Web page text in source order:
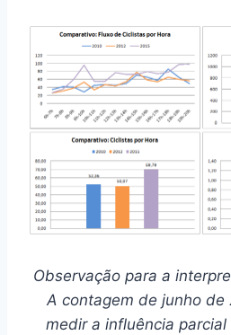
Observação para a
A contagem de junho de
medir a influência